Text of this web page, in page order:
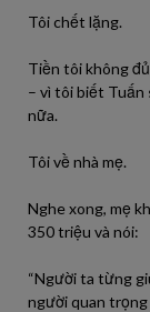
Tôi chết lặng.
Tiền tôi không
– vì tôi biết Tuấn
nữa.
Tôi về nhà mẹ.
Nghe xong, mẹ
350 triệu và nói:
“Người ta từng
người quan trọng